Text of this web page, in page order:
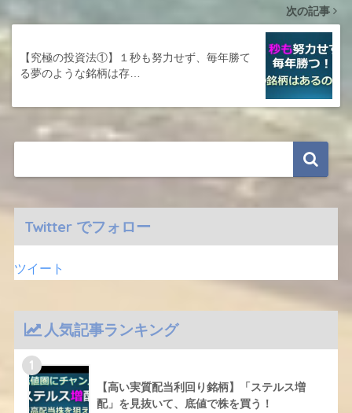
次の記事
【究極の投資法①】１秒も努力せず、毎年勝て
る夢のような銘柄は存…
Twitter でフォロー
ツイート
人気記事ランキング
1
【高い実質配当利回り銘柄】「ステルス増
配」を見抜いて、底値で株を買う！